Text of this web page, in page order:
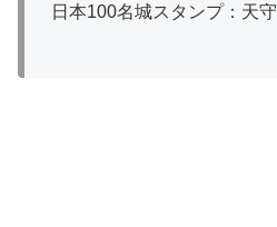
日本100名城スタンプ：天